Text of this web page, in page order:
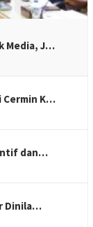
Media, J…
Cermin K…
dan…
Dinila…